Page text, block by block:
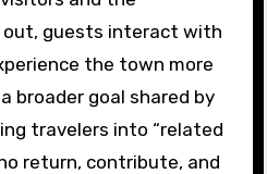
out, guests interact with
the town more
broader goal shared by
travelers into “related
return, contribute, and